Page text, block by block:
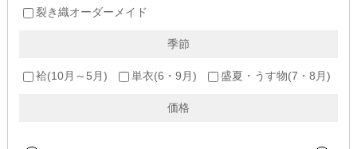
裂き織オーダーメイド
季節
袷(10月～5月) 単衣(6・9月) 盛夏・うす物(7・8月)
価格